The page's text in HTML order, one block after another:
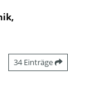
34 Einträge